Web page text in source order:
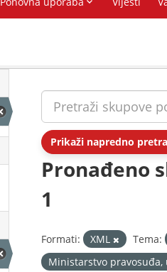
Prikaži napredno
Pronađeno
1
Formati: XML Tema:
Ministarstvo